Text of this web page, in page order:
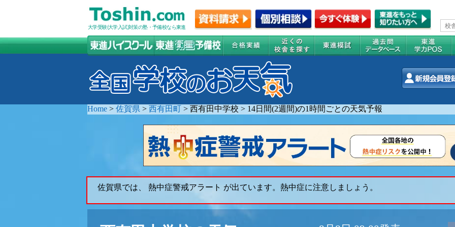
大学受験(大学入試)対策の塾・予備校なら東進
Home > 佐賀県 > 西有田町 > 西有田中学校 > 14日間(2週間)の1時間ごとの天気予報
佐賀県では、 熱中症警戒アラート が出ています。熱中症に注意しましょう。